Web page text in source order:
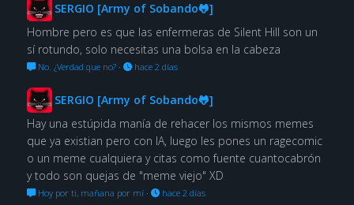
SERGIO [Army of Sobando🐸]
Hombre pero es que las enfermeras de Silent Hill son un
sí rotundo, solo necesitas una bolsa en la cabeza
No. ¿Verdad que no?· hace 2 días
SERGIO [Army of Sobando🐸]
Hay una estúpida manía de rehacer los mismos memes
que ya existian pero con IA, luego les pones un ragecomic
o un meme cualquiera y citas como fuente cuantocabrón
y todo son quejas de "meme viejo" XD
Hoy por ti, mañana por mí· hace 2 días